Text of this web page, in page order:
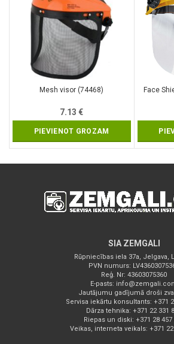
Mesh visor (74468)
7.13€
PIEVIENOT GROZAM
Face
SIA ZEMGALI
Rūpniecības iela 37a, Jelgava,
PVN numurs:
Reģ. Nr: 43603075360
E-pasts:
Jautājumu gadījumā droši
Servisa iekārtu konsultants: +371
Dārza tehnika: +371 22 331
Riepas un diski: +371 28 457
Veikas, interneta veikals: +371 22